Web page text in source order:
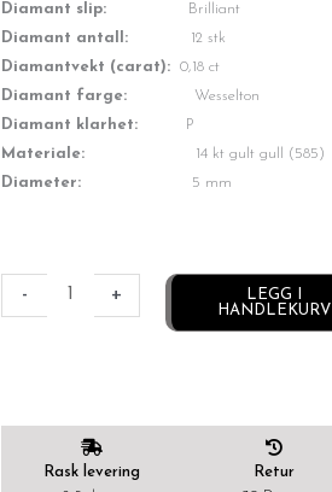
Diamant slip: Brilliant
Diamant antall:
12 stk
Diamantvekt (carat): 0,18 ct
Diamant farge:
Wesselton
Diamant klarhet:
P
Materiale:
14 kt gult gull (585)
Diameter: 5 mm
-
0,18
ct.
+
LEGG I
HANDLEKURV
Rask levering Retur